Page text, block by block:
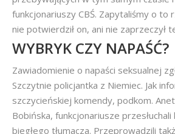
funkcjonariuszy CBŚ. Zapytaliśmy o to
nie potwierdził on, ani nie zaprzeczył
WYBRYK CZY NAPAŚĆ?
Zawiadomienie o napaści seksualnej
Szczytnie policjantka z Niemiec. Jak
szczycieńskiej komendy, podkom.
Bobińska, funkcjonariusze przesłuchali
biegłego tłumacza. Przeprowadzili